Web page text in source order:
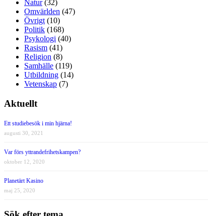
Natur(32)
Omvärlden (47)
Övrigt (10)
Politik (168)
Psykologi (40)
Rasism (41)
Religion (8)
Samhälle (119)
Utbildning (14)
Vetenskap (7)
Aktuellt
Ett studiebesök i min hjärna!
augusti 30, 2021
Var förs yttrandefrihetskampen?
oktober 12, 2020
Planetärt Kasino
maj 25, 2020